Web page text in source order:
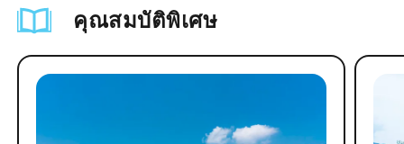
คุณสมบัติพิเศษ